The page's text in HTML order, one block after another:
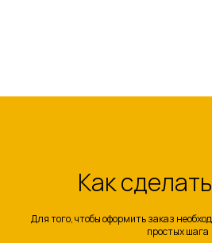
Как
Для того, чтобы оформить заказ
простых шага